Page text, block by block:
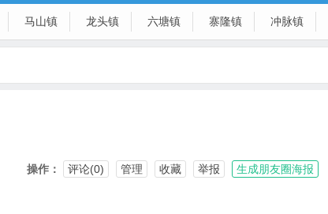
马山镇 龙头镇 六塘镇 寨隆镇 冲脉镇
操作： 评论(0) 管理 收藏 举报 生成朋友圈海报